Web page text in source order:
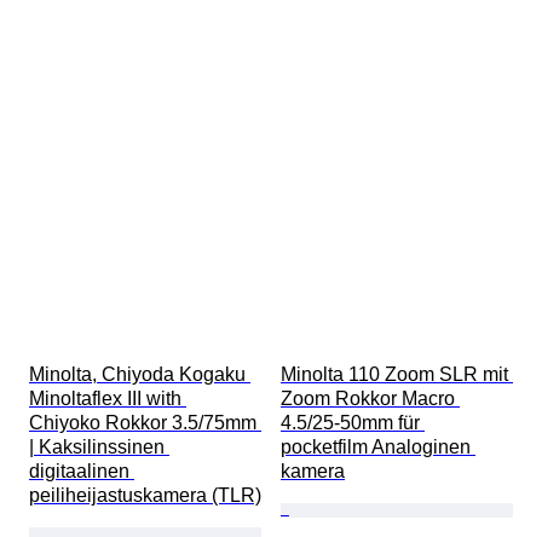
Minolta, Chiyoda Kogaku
Minoltaflex III with
Chiyoko Rokkor 3.5/75mm
| Kaksilinssinen
digitaalinen
peiliheijastuskamera (TLR)
Minolta 110 Zoom SLR mit
Zoom Rokkor Macro
4.5/25-50mm für
pocketfilm Analoginen
kamera